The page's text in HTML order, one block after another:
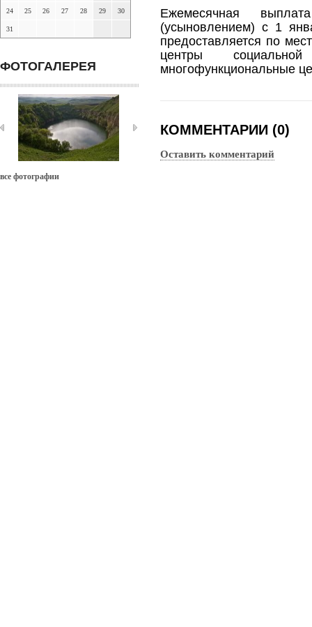
24 25 26 27 28 29 30
31
ФОТОГАЛЕРЕЯ
все фотографии
Ежемесячная
(усыновлением) с 1
предоставляется по
центры
многофункциональные
КОММЕНТАРИИ (0)
Оставить комментарий